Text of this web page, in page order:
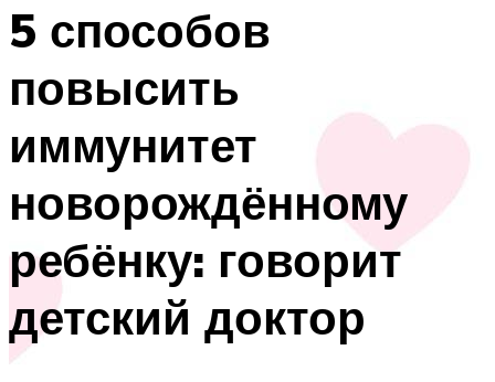
5 способов
повысить
иммунитет
новорождённому
ребёнку: говорит
детский доктор